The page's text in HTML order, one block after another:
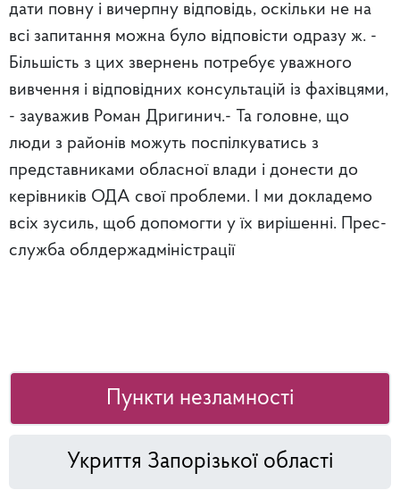
дати повну і вичерпну відповідь, оскільки не на
всі запитання можна було відповісти одразу ж. -
Більшість з цих звернень потребує уважного
вивчення і відповідних консультацій із фахівцями,
- зауважив Роман Дригинич.- Та головне, що
люди з районів можуть поспілкуватись з
представниками обласної влади і донести до
керівників ОДА свої проблеми. І ми докладемо
всіх зусиль, щоб допомогти у їх вирішенні. Прес-
служба облдержадміністрації
Пункти незламності
Укриття Запорізької області